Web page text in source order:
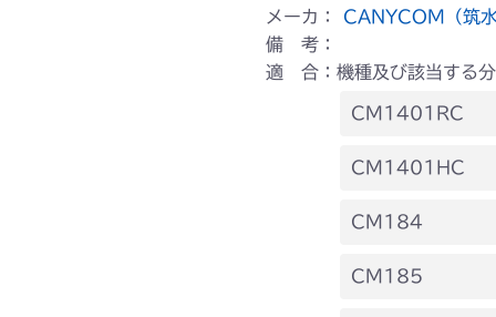
メーカ： CANYCOM（筑
備 考：
適 合：機種及び該当する
CM1401RC
ミッション
CM1401HC
ミッション
CM184
ミッション
CM185